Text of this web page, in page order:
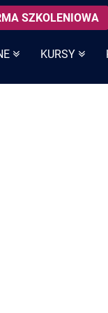
KURSY
SZKOLENIOWA